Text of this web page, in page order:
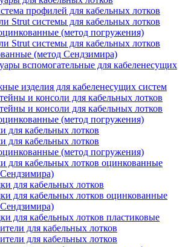
профилей для кабельных лотков
Strut системы для кабельных лотков
(метод погружения)
Strut системы для кабельных лотков
(метод Сендзимира)
вспомогательные для кабеленесущих
изделия для кабеленесущих систем
и консоли для кабельных лотков
и консоли для кабельных лотков
(метод погружения)
для кабельных лотков
для кабельных лотков
(метод погружения)
для кабельных лотков оцинкованные
для кабельных лотков
для кабельных лотков оцинкованные
для кабельных лотков пластиковые
для кабельных лотков
для кабельных лотков